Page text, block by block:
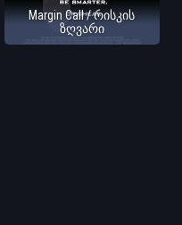
Margin Call / რისკის
ზღვარი